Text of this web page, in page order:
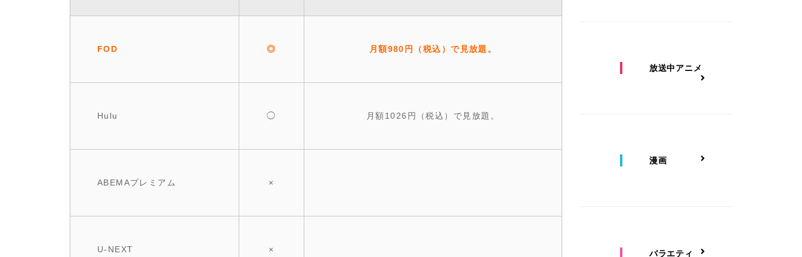
FOD ◎ 月額980円（税込）で見放題。
Hulu ◯ 月額1026円（税込）で見放題。
ABEMAプレミアム ×
U-NEXT ×
放送中アニメ
漫画
バラエティ